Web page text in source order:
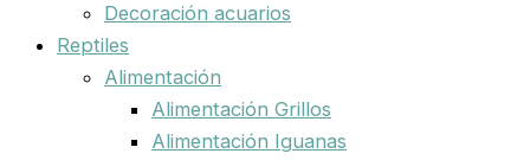
Decoración acuarios
Reptiles
Alimentación
Alimentación Grillos
Alimentación Iguanas